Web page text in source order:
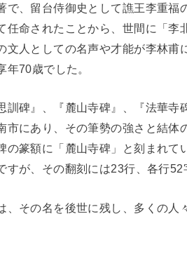
、留台侍御史として譙王李重福
任命されたことから、世間に「李
文人としての名声や才能が李林甫
70歳でした。
訓碑』、『麓山寺碑』、『法華寺
市にあり、その筆勢の強さと結体
の篆額に「麓山寺碑」と刻まれて
が、その翻刻には23行、各行52
、その名を後世に残し、多くの人